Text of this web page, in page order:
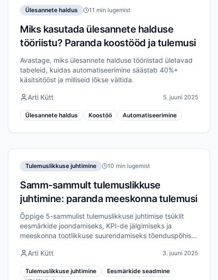
Ülesannete haldus 11 min lugemist
Miks kasutada ülesannete halduse
tööriistu? Paranda koostööd ja tulemusi
Avastage, miks ülesannete halduse tööriistad ületavad
tabeleid, kuidas automatiseerimine säästab 40%+
käsitsitööst ja milliseid lõkse vältida.
Arti Kütt 5. juuni 2025
Ülesannete haldus Koostöö Automatiseerimine
Tulemuslikkuse juhtimine 10 min lugemist
Samm-sammult tulemuslikkuse
juhtimine: paranda meeskonna tulemusi
Õppige 5-sammulist tulemuslikkuse juhtimise tsüklit
eesmärkide joondamiseks, KPI-de jälgimiseks ja
meeskonna tootlikkuse suurendamiseks tõenduspõhiste
Arti Kütt
3. juuni 2025
Tulemuslikkuse juhtimine
Eesmärkide seadmine